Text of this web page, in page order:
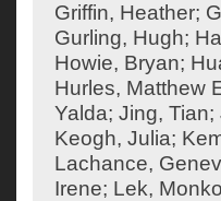
Griffin, Heather;
Gurling, Hugh;
Howie, Bryan;
Hurles, Matthew
Yalda; Jing, Tian;
Keogh, Julia;
Lachance,
Irene; Lek, Monkol